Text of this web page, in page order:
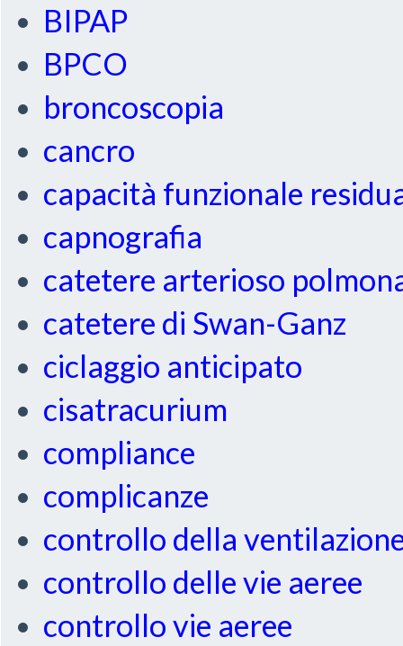
BIPAP
BPCO
broncoscopia
cancro
capacità funzionale
capnografia
catetere arterioso
catetere di Swan-Ganz
ciclaggio anticipato
cisatracurium
compliance
complicanze
controllo della
controllo delle vie aeree
controllo vie aeree